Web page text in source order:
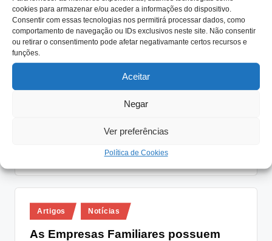
cookies para armazenar e/ou aceder a informações do dispositivo.
Consentir com essas tecnologias nos permitirá processar dados, como
comportamento de navegação ou IDs exclusivos neste site. Não consentir
ou retirar o consentimento pode afetar negativamante certos recursos e
funções.
Aceitar
Negar
Ver preferências
Política de Cookies
Posted
in
Artigos Notícias
O Longo Prazo na Estratégia de
Negócio da Empresa Familiar
Junho 19, 2020
associa e se apresenta como…
Posted
in
Artigos Notícias
As Empresas Familiares possuem